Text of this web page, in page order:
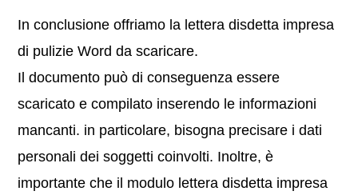
In conclusione offriamo la lettera disdetta impresa
di pulizie Word da scaricare.
Il documento può di conseguenza essere
scaricato e compilato inserendo le informazioni
mancanti. in particolare, bisogna precisare i dati
personali dei soggetti coinvolti. Inoltre, è
importante che il modulo lettera disdetta impresa